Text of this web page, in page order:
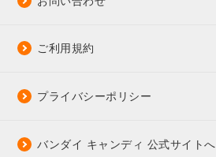
ご利用規約
プライバシーポリシー
バンダイ キャンディ 公式サイトへ